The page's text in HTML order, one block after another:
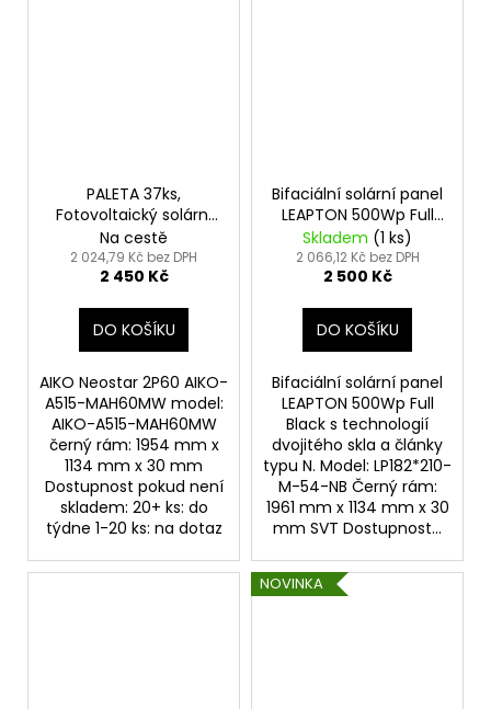
PALETA 37ks,
Fotovoltaický solární
panel AIKO 515Wp
Neostar 2P60
Na cestě
2 024,79 Kč bez DPH
2 450 Kč
DO KOŠÍKU
AIKO Neostar 2P60 AIKO-
A515-MAH60MW model:
AIKO-A515-MAH60MW
černý rám: 1954 mm x
1134 mm x 30 mm
Dostupnost pokud není
skladem: 20+ ks: do
týdne 1-20 ks: na dotaz
Bifaciální solární panel
LEAPTON 500Wp Full
Black
Skladem (1 ks)
2 066,12 Kč bez DPH
2 500 Kč
DO KOŠÍKU
Bifaciální solární panel
LEAPTON 500Wp Full
Black s technologií
dvojitého skla a články
typu N. Model: LP182*210-
M-54-NB Černý rám:
1961 mm x 1134 mm x 30
mm SVT Dostupnost...
NOVINKA